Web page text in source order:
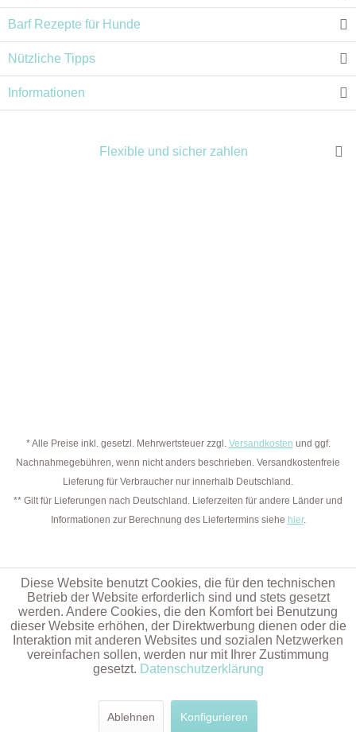
Barf Rezepte für Hunde
Nützliche Tipps
Informationen
Flexible und sicher zahlen
* Alle Preise inkl. gesetzl. Mehrwertsteuer zzgl. Versandkosten und ggf.
Nachnahmegebühren, wenn nicht anders beschrieben. Versandkostenfreie
Lieferung für Verbraucher nur innerhalb Deutschland.
** Gilt für Lieferungen nach Deutschland. Lieferzeiten für andere Länder und
Informationen zur Berechnung des Liefertermins siehe hier.
Diese Website benutzt Cookies, die für den technischen
Betrieb der Website erforderlich sind und stets gesetzt
werden. Andere Cookies, die den Komfort bei Benutzung
dieser Website erhöhen, der Direktwerbung dienen oder die
Interaktion mit anderen Websites und sozialen Netzwerken
vereinfachen sollen, werden nur mit Ihrer Zustimmung
gesetzt. Datenschutzerklärung
Ablehnen Konfigurieren